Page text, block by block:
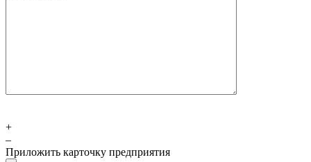
+
–
Приложить карточку предприятия